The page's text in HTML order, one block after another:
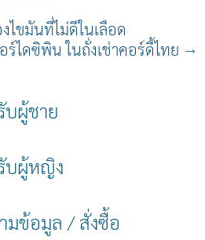
ไขมันที่ไม่ดีในเลือด
ร์ไดซิพิน ในถั่งเช่าคอร์ดี้ไทย →
บผู้ชาย
บผู้หญิง
มข้อมูล / สั่งซื้อ